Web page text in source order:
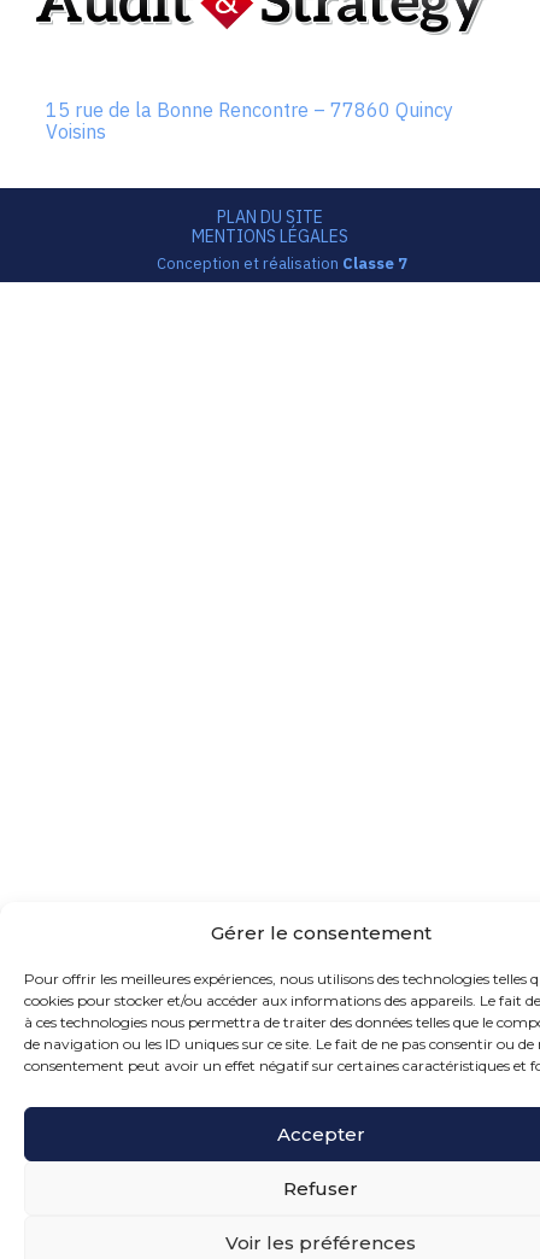
Gérer le consentement
Pour offrir les meilleures expériences, nous utilisons des technologies telles
cookies pour stocker et/ou accéder aux informations des appareils. Le fait
à ces technologies nous permettra de traiter des données telles que le
de navigation ou les ID uniques sur ce site. Le fait de ne pas consentir ou de
consentement peut avoir un effet négatif sur certaines caractéristiques et
Accepter
Refuser
Voir les préférences
Footer
Principale
15 rue de la Bonne Rencontre – 77860 Quincy
Voisins
PLAN DU SITE
MENTIONS LÉGALES
Conception et réalisation Classe 7